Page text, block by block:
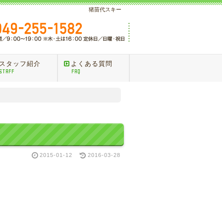
猪苗代スキー
タッフ紹介 よくある質問
FAQ
2015-01-12 2016-03-28